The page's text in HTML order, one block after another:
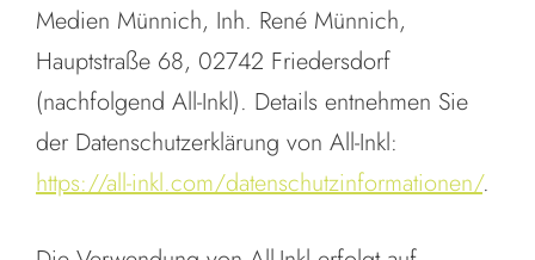
Medien Münnich, Inh. René Münnich,
Hauptstraße 68, 02742 Friedersdorf
(nachfolgend All-Inkl). Details entnehmen Sie
der Datenschutzerklärung von All-Inkl:
https://all-inkl.com/datenschutzinformationen/.